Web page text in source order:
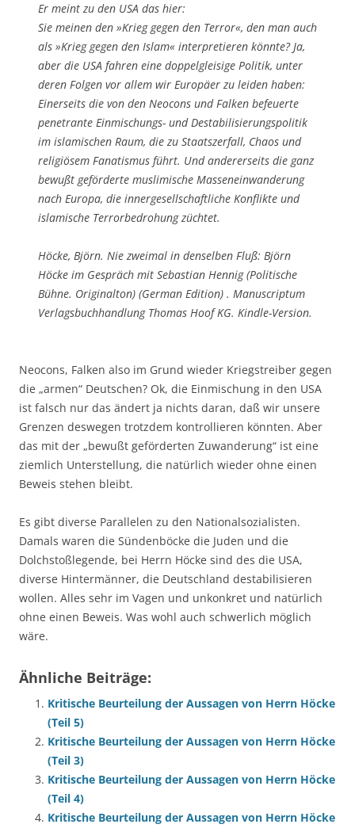
Er meint zu den USA das hier:
Sie meinen den »Krieg gegen den Terror«, den man auch
als »Krieg gegen den Islam« interpretieren könnte? Ja,
aber die USA fahren eine doppelgleisige Politik, unter
deren Folgen vor allem wir Europäer zu leiden haben:
Einerseits die von den Neocons und Falken befeuerte
penetrante Einmischungs- und Destabilisierungspolitik
im islamischen Raum, die zu Staatszerfall, Chaos und
religiösem Fanatismus führt. Und andererseits die ganz
bewußt geförderte muslimische Masseneinwanderung
nach Europa, die innergesellschaftliche Konflikte und
islamische Terrorbedrohung züchtet.
Höcke, Björn. Nie zweimal in denselben Fluß: Björn
Höcke im Gespräch mit Sebastian Hennig (Politische
Bühne. Originalton) (German Edition) . Manuscriptum
Verlagsbuchhandlung Thomas Hoof KG. Kindle-Version.
Neocons, Falken also im Grund wieder Kriegstreiber gegen
die „armen“ Deutschen? Ok, die Einmischung in den USA
ist falsch nur das ändert ja nichts daran, daß wir unsere
Grenzen deswegen trotzdem kontrollieren könnten. Aber
das mit der „bewußt geförderten Zuwanderung“ ist eine
ziemlich Unterstellung, die natürlich wieder ohne einen
Beweis stehen bleibt.
Es gibt diverse Parallelen zu den Nationalsozialisten.
Damals waren die Sündenböcke die Juden und die
Dolchstoßlegende, bei Herrn Höcke sind des die USA,
diverse Hintermänner, die Deutschland destabilisieren
wollen. Alles sehr im Vagen und unkonkret und natürlich
ohne einen Beweis. Was wohl auch schwerlich möglich
wäre.
Ähnliche Beiträge:
Kritische Beurteilung der Aussagen von Herrn Höcke
(Teil 5)
Kritische Beurteilung der Aussagen von Herrn Höcke
(Teil 3)
Kritische Beurteilung der Aussagen von Herrn Höcke
(Teil 4)
Kritische Beurteilung der Aussagen von Herrn Höcke